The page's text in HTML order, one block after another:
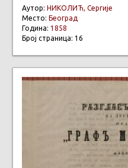
Аутор: НИКОЛИЋ, Сергије
Место: Београд
Година: 1858
Број страница: 16